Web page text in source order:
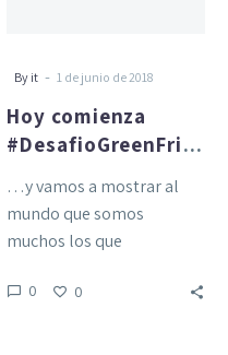
By it - 1 de junio de 2018
Hoy comienza
#DesafioGreenFriday
…y vamos a mostrar al
mundo que somos
muchos los que
consumo responsable. ¡¡El
0 0